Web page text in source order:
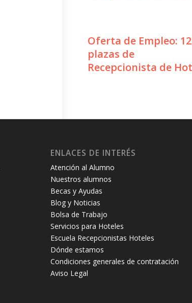
Oferta de Empleo:
plazas de
Recepcionista de
ENLACES DE INTERÉS
Atención al Alumno
Nuestros alumnos
Becas y Ayudas
Blog y Noticias
Bolsa de Trabajo
Servicios para Hoteles
Escuela Recepcionistas Hoteles
Dónde estamos
Condiciones generales de contratación
Aviso Legal